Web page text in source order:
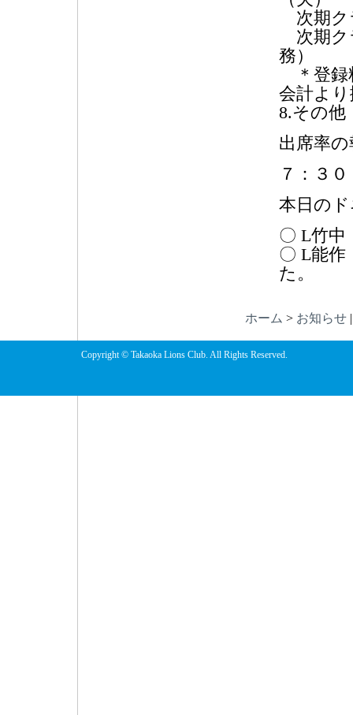
次期ク
次期ク
務）
＊登録
会計よ
8.その他
出席率
７：３
本日の
〇 L竹
〇 L能
た。
ホーム > お知らせ
Copyright © Takaoka Lions Club. All Rights Reserved.